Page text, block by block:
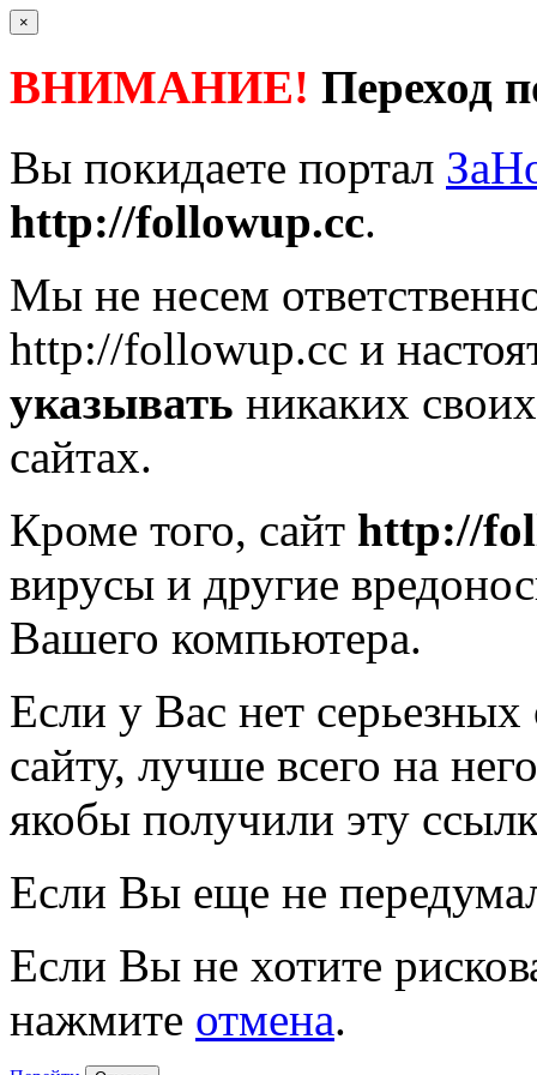
×
ВНИМАНИЕ! Переход
Вы покидаете портал
http://followup.cc.
Мы не несем
http://followup.cc и
указывать никаких
сайтах.
Кроме того, сайт http://
вирусы и другие
Вашего компьютера.
Если у Вас нет
сайту, лучше всего на
якобы получили эту
Если Вы еще не
Если Вы не хотите
нажмите отмена.